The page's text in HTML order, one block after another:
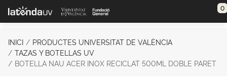
Saltar al contenido principal 0
INICI
PRODUCTES UNIVERSITAT DE VALÈNCIA
TAZAS Y BOTELLAS UV
BOTELLA NAU ACER INOX RECICLAT 500ML DOBLE PARET